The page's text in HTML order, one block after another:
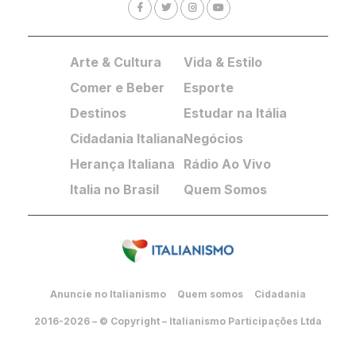
Arte & Cultura
Comer e Beber
Destinos
Cidadania Italiana
Herança Italiana
Italia no Brasil
Vida & Estilo
Esporte
Estudar na Itália
Negócios
Rádio Ao Vivo
Quem Somos
Anuncie no Italianismo Quem somos Cidadania
2016-2026 – © Copyright – Italianismo Participações Ltda